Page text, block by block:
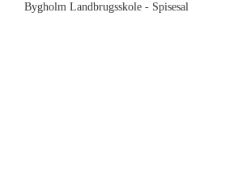
Bygholm Landbrugsskole - Spisesal